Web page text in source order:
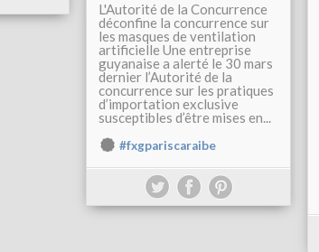
L'Autorité de la Concurrence
déconfine la concurrence sur
les masques de ventilation
artificielle Une entreprise
guyanaise a alerté le 30 mars
dernier l’Autorité de la
concurrence sur les pratiques
d’importation exclusive
susceptibles d’être mises en...
#fxgpariscaraibe